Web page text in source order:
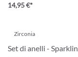
14,95 €*
Zirconia
Set di anelli -